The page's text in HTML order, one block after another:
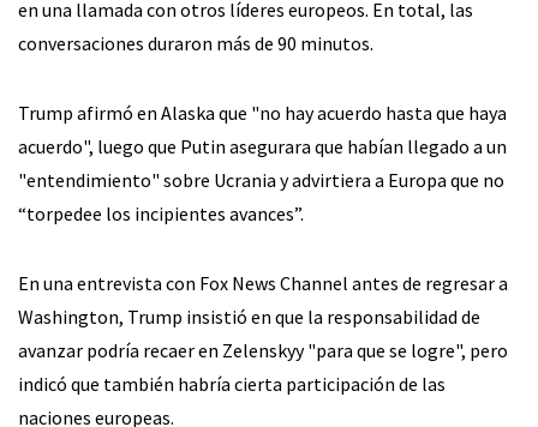
en una llamada con otros líderes europeos. En total, las
conversaciones duraron más de 90 minutos.
Trump afirmó en Alaska que "no hay acuerdo hasta que haya
acuerdo", luego que Putin asegurara que habían llegado a un
"entendimiento" sobre Ucrania y advirtiera a Europa que no
“torpedee los incipientes avances”.
En una entrevista con Fox News Channel antes de regresar a
Washington, Trump insistió en que la responsabilidad de
avanzar podría recaer en Zelenskyy "para que se logre", pero
indicó que también habría cierta participación de las
naciones europeas.